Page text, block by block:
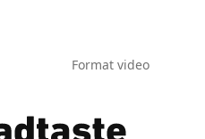
Format video